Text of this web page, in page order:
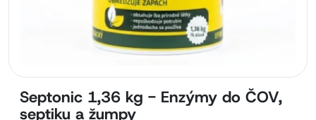
Septonic 1,36 kg - Enzýmy do ČOV,
septiku a žumpy